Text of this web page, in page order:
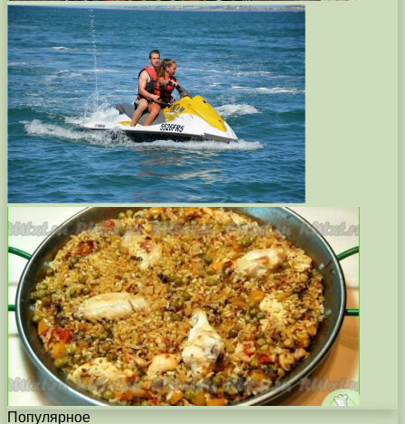
Популярное